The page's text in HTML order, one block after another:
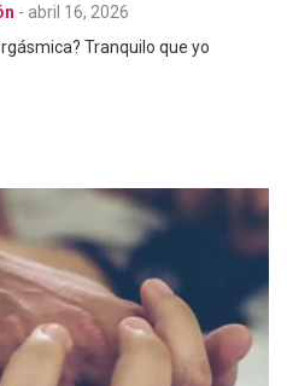
- abril 16, 2026
Tranquilo que yo